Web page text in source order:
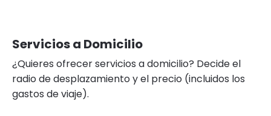
Servicios a Domicilio
¿Quieres ofrecer servicios a domicilio? Decide el
radio de desplazamiento y el precio (incluidos los
gastos de viaje).